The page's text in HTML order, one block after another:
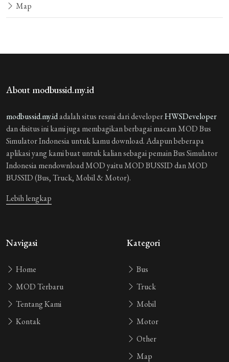
Map
About modbussid.my.id
modbussid.my.idadalah situs resmi dari developerHWSDeveloper
dan disitus ini kami juga membagikan berbagai macam MOD Bus
Simulator Indonesia untuk kamu download. Adapun beberapa
aplikasi yang kami buat untuk kalian sebagai pemain Bus Simulator
Indonesia mendownload MOD yaitu MOD BUSSID dan MOD
BUSSID (Bus, Truck, Mobil & Motor).
Lebih lengkap
Navigasi
Home
MOD Terbaru
Tentang Kami
Kontak
Kategori
Bus
Truck
Mobil
Motor
Other
Map